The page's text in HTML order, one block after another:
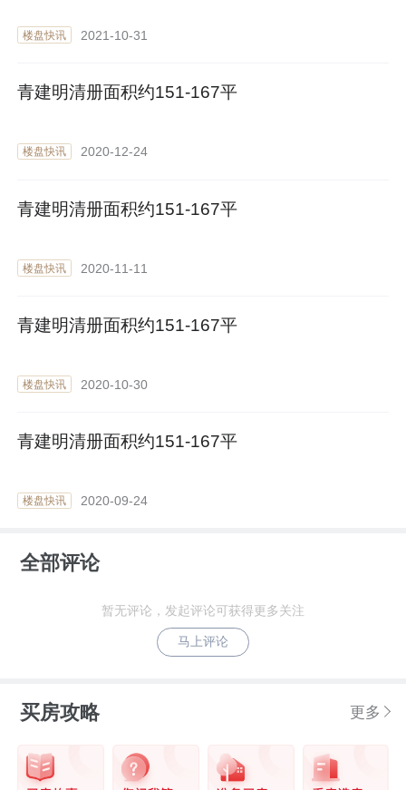
楼盘快讯 2021-10-31
青建明清册面积约151-167平
楼盘快讯 2020-12-24
青建明清册面积约151-167平
楼盘快讯 2020-11-11
青建明清册面积约151-167平
楼盘快讯 2020-10-30
青建明清册面积约151-167平
楼盘快讯 2020-09-24
全部评论
暂无评论，发起评论可获得更多关注
马上评论
买房攻略 更多